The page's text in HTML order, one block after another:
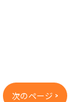
次のページ >